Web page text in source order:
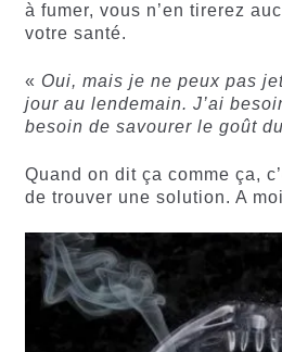
à fumer, vous n’en tirerez
votre santé.
« Oui, mais je ne peux pas
jour au lendemain. J’ai
besoin de savourer le goût
Quand on dit ça comme ça,
de trouver une solution. A